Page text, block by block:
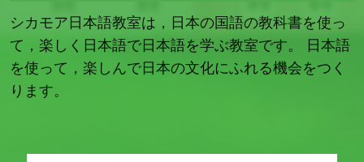
シカモア日本語教室は，日本の国語の教科書を使っ
て，楽しく日本語で日本語を学ぶ教室です。 日本語
を使って，楽しんで日本の文化にふれる機会をつく
ります。